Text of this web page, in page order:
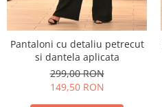
Pantaloni cu detaliu petrecut
si dantela aplicata
299,00 RON
149,50 RON